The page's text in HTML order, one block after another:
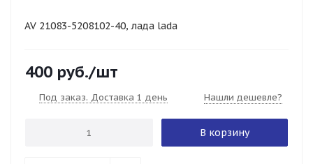
AV 21083-5208102-40, лада lada
400 руб./шт
Под заказ. Доставка 1 день Нашли дешевле?
В корзину